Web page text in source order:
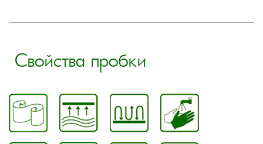
Свойства пробки